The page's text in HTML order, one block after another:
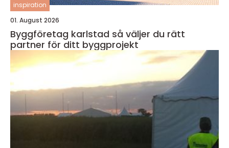
inspiration
01. August 2026
Byggföretag karlstad så väljer du rätt
partner för ditt byggprojekt